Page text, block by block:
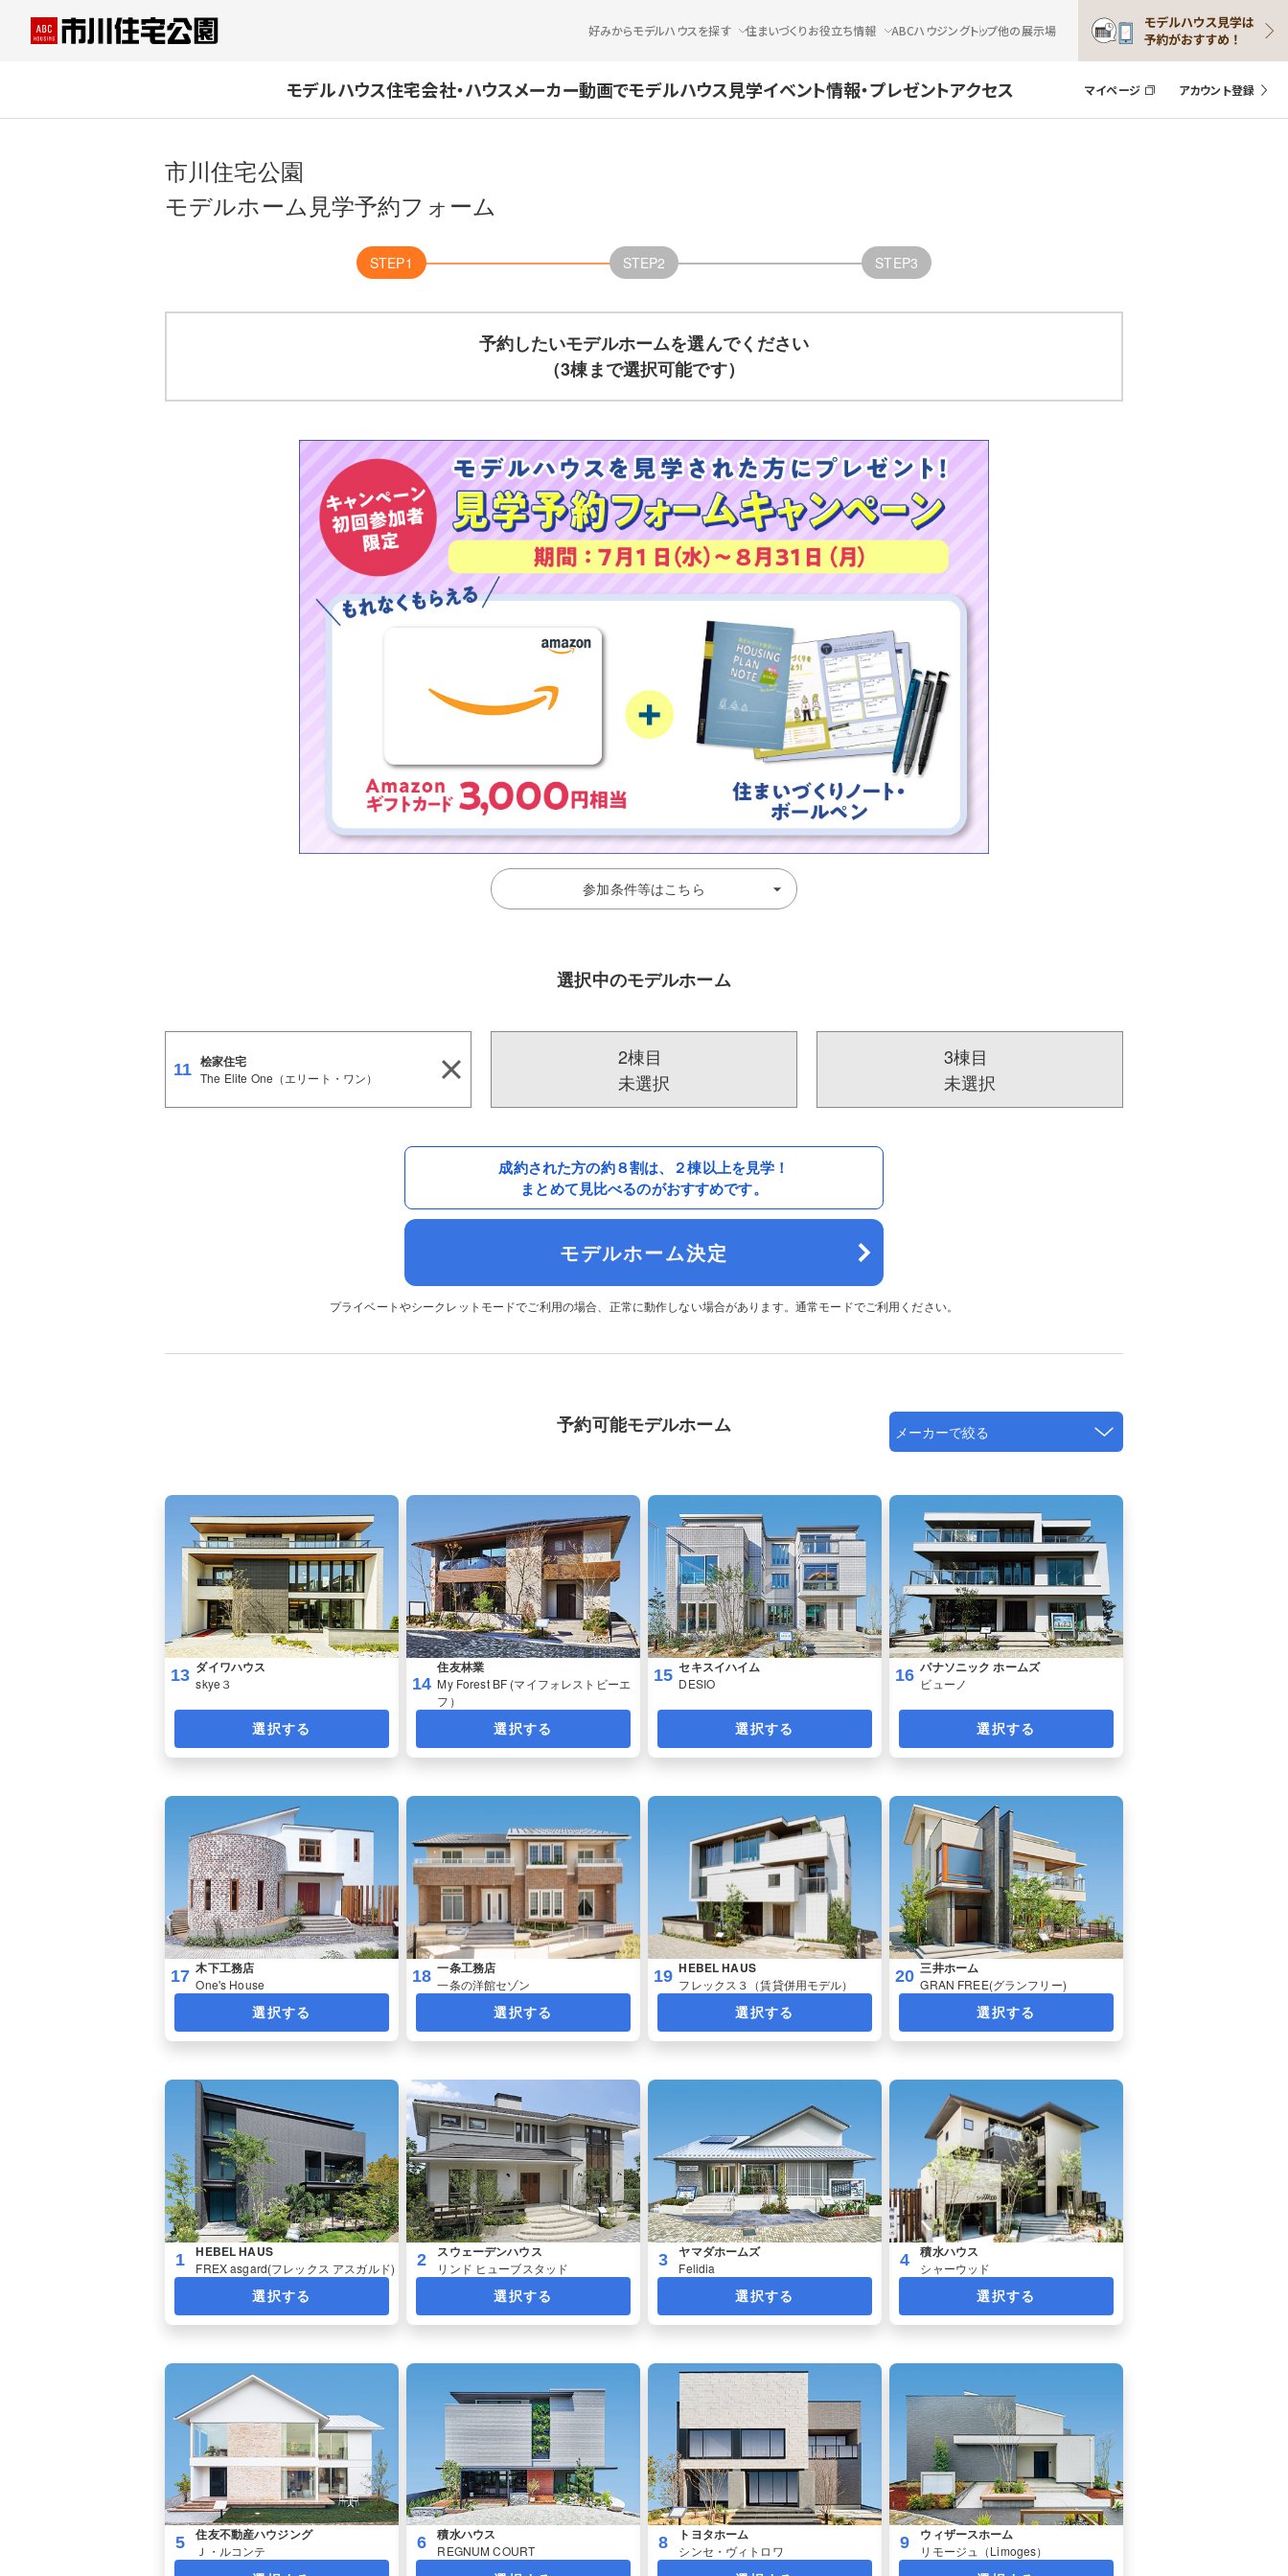
好みからモデルハウスを探す 住まいづくりお役立ち情報 ABCハウジングトップ他の展示場
モデルハウス住宅会社・ハウスメーカー動画でモデルハウス見学イベント情報・プレゼントアクセス マイページ アカウント登録
市川住宅公園
モデルホーム見学予約フォーム
STEP1 STEP2 STEP3
予約したいモデルホームを選んでください
（3棟まで選択可能です）
参加条件等はこちら
選択中のモデルホーム
11 桧家住宅
The Elite One（エリート・ワン）
2棟目
未選択
3棟目
未選択
成約された方の約８割は、 ２棟以上を見学！
まとめて見比べるのがおすすめです。
モデルホーム決定
プライベートやシークレットモードでご利用の場合、正常に動作しない場合があります。通常モードでご利用ください。
予約可能モデルホーム
13 ダイワハウス
skye３
選択する
14
住友林業
My Forest BF (マイフォレストビーエ
フ）
選択する
15 セキスイハイム
DESIO
選択する
16 パナソニック ホームズ
ビューノ
選択する
17 木下工務店
One's House
選択する
18 一条工務店
一条の洋館セゾン
選択する
19 HEBEL HAUS
フレックス３（賃貸併用モデル）
選択する
20 三井ホーム
GRAN FREE(グランフリー)
選択する
1 HEBEL HAUS
FREX asgard(フレックス アスガルド)
選択する
2 スウェーデンハウス
リンド ヒューブスタッド
選択する
3 ヤマダホームズ
Felidia
選択する
4 積水ハウス
シャーウッド
選択する
5 住友不動産ハウジング
Ｊ・ルコンテ 6 積水ハウス
REGNUM COURT 8 トヨタホーム
シンセ・ヴィトロワ 9 ウィザースホーム
リモージュ（Limoges）